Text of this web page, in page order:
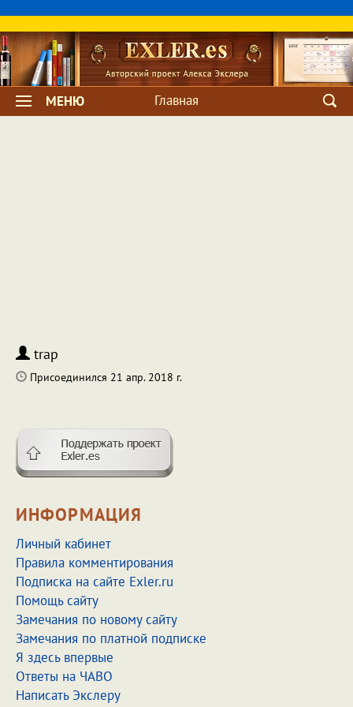
МЕНЮ Главная
trap
Присоединился 21 апр. 2018 г.
ИНФОРМАЦИЯ
Личный кабинет
Правила комментирования
Подписка на сайте Exler.ru
Помощь сайту
Замечания по новому сайту
Замечания по платной подписке
Я здесь впервые
Ответы на ЧАВО
Написать Экслеру